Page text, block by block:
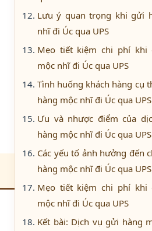
Lưu ý quan trọng khi gửi
nhĩ đi Úc qua UPS
Mẹo tiết kiệm chi phí khi
mộc nhĩ đi Úc qua UPS
Tình huống khách hàng cụ
hàng mộc nhĩ đi Úc qua UPS
Ưu và nhược điểm của
hàng mộc nhĩ đi Úc qua UPS
Các yếu tố ảnh hưởng đến
hàng mộc nhĩ đi Úc qua UPS
Mẹo tiết kiệm chi phí khi
mộc nhĩ đi Úc qua UPS
Kết bài: Dịch vụ gửi hàng